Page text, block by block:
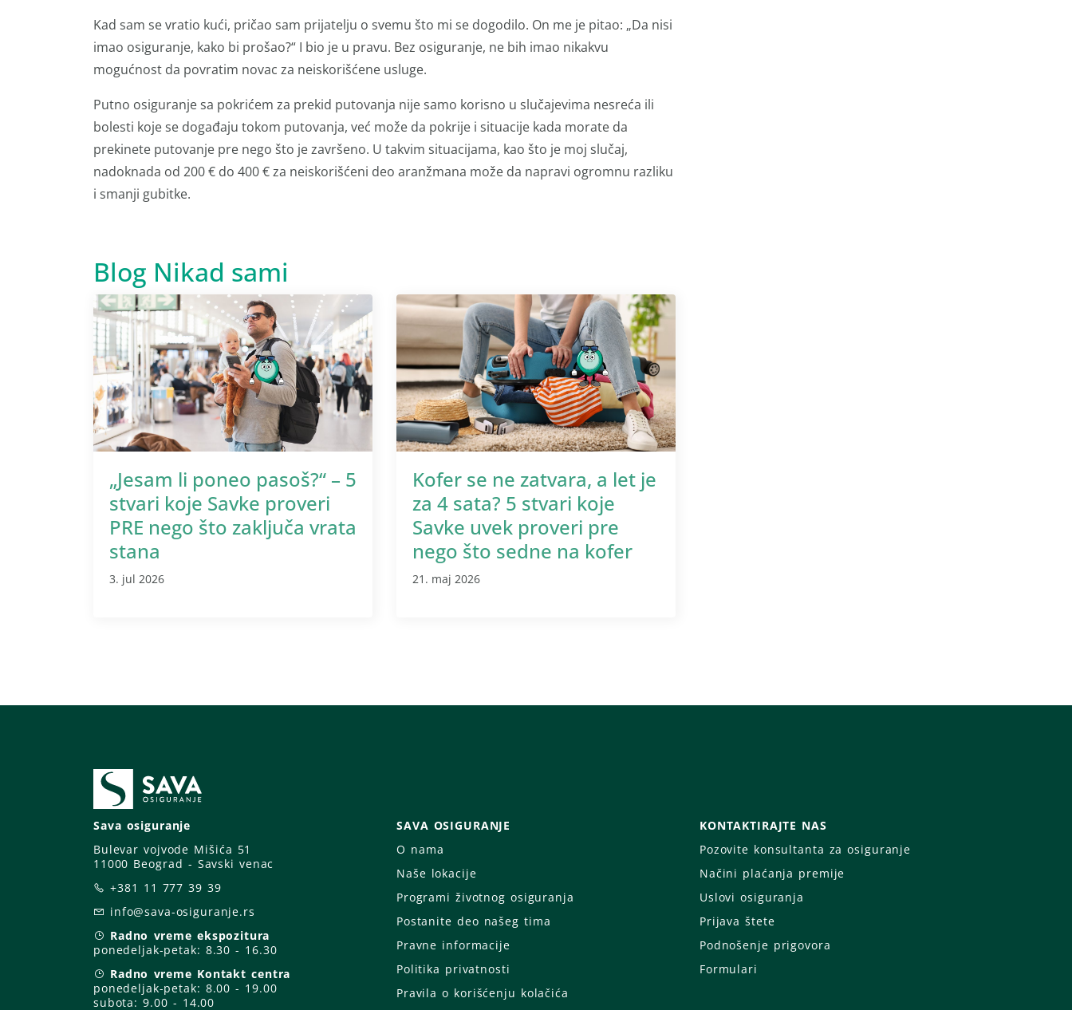
Kad sam se vratio kući, pričao sam prijatelju o svemu što mi se dogodilo. On me je pitao: „Da nisi
imao osiguranje, kako bi prošao?“ I bio je u pravu. Bez osiguranje, ne bih imao nikakvu
mogućnost da povratim novac za neiskorišćene usluge.
Putno osiguranje sa pokrićem za prekid putovanja nije samo korisno u slučajevima nesreća ili
bolesti koje se događaju tokom putovanja, već može da pokrije i situacije kada morate da
prekinete putovanje pre nego što je završeno. U takvim situacijama, kao što je moj slučaj,
nadoknada od 200 € do 400 € za neiskorišćeni deo aranžmana može da napravi ogromnu razliku
i smanji gubitke.
Blog Nikad sami
„Jesam li poneo pasoš?“ – 5
stvari koje Savke proveri
PRE nego što zaključa vrata
stana
3. jul 2026
Kofer se ne zatvara, a let je
za 4 sata? 5 stvari koje
Savke uvek proveri pre
nego što sedne na kofer
21. maj 2026
Sava osiguranje
Bulevar vojvode Mišića 51
11000 Beograd - Savski venac
+381 11 777 39 39
info@sava-osiguranje.rs
Radno vreme ekspozitura
ponedeljak-petak: 8.30 - 16.30
Radno vreme Kontakt centra
ponedeljak-petak: 8.00 - 19.00
subota: 9.00 - 14.00
SAVA OSIGURANJE
O nama
Naše lokacije
Programi životnog osiguranja
Postanite deo našeg tima
Pravne informacije
Politika privatnosti
Pravila o korišćenju kolačića
KONTAKTIRAJTE NAS
Pozovite konsultanta za osiguranje
Načini plaćanja premije
Uslovi osiguranja
Prijava štete
Podnošenje prigovora
Formulari